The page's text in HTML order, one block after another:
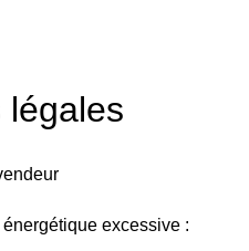
légales
excessive :